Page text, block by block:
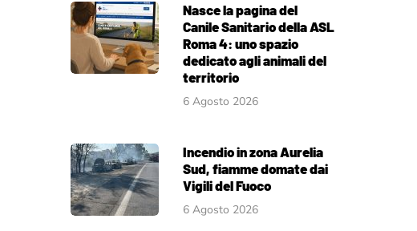
Nasce la pagina del
Canile Sanitario della ASL
Roma 4: uno spazio
dedicato agli animali del
territorio
6 Agosto 2026
Incendio in zona Aurelia
Sud, fiamme domate dai
Vigili del Fuoco
6 Agosto 2026